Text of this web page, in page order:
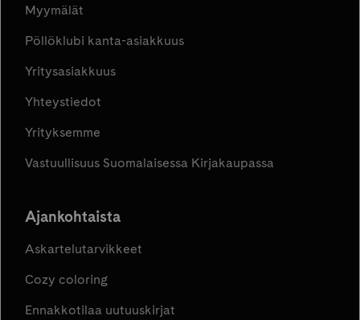
Myymälät
Pöllöklubi kanta-asiakkuus
Yritysasiakkuus
Yhteystiedot
Yrityksemme
Vastuullisuus Suomalaisessa Kirjakaupassa
Ajankohtaista
Askartelutarvikkeet
Cozy coloring
Ennakkotilaa uutuuskirjat